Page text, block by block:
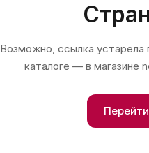
Возможно, ссылка устарела
каталоге — в магазине